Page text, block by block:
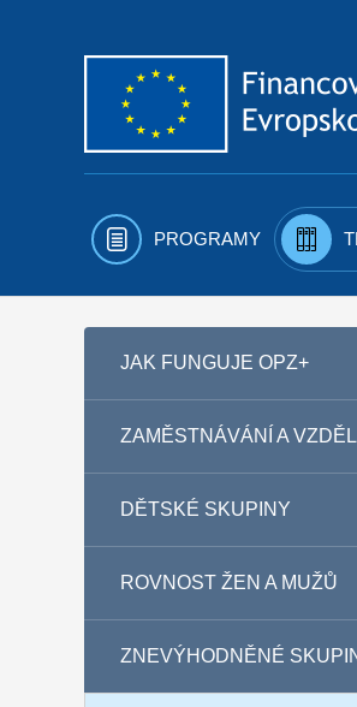
PROGRAMY
JAK FUNGUJE OPZ+
ZAMĚSTNÁVÁNÍ A
DĚTSKÉ SKUPINY
ROVNOST ŽEN A MUŽŮ
ZNEVÝHODNĚNÉ